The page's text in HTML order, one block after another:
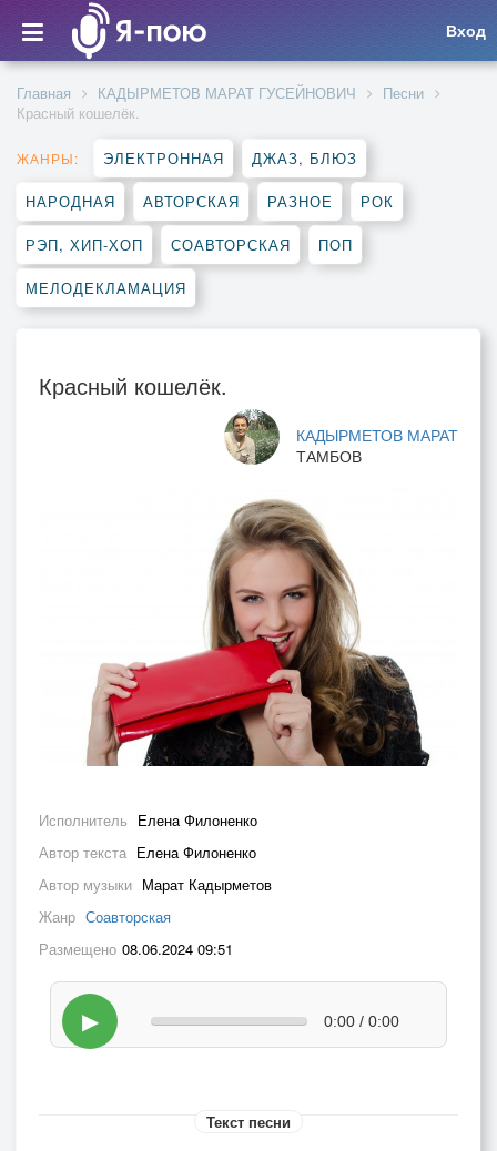
Вход
Главная КАДЫРМЕТОВ МАРАТ ГУСЕЙНОВИЧ
Песни
Красный кошелёк.
ЖАНРЫ: ЭЛЕКТРОННАЯ ДЖАЗ, БЛЮЗ
НАРОДНАЯ АВТОРСКАЯ РАЗНОЕ РОК
РЭП, ХИП-ХОП СОАВТОРСКАЯ ПОП
МЕЛОДЕКЛАМАЦИЯ
Красный кошелёк.
КАДЫРМЕТОВ МАРАТ
ТАМБОВ
Исполнитель Елена Филоненко
Автор текста Елена Филоненко
Автор музыки Марат Кадырметов
Жанр Соавторская
Размещено 08.06.2024 09:51
▶ 0:00 / 0:00
Текст песни